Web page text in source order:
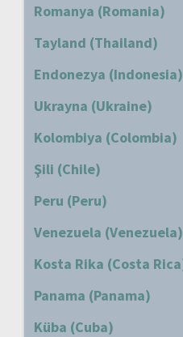
Romanya (Romania)
Tayland (Thailand)
Endonezya (Indonesia)
Ukrayna (Ukraine)
Kolombiya (Colombia)
Şili (Chile)
Peru (Peru)
Venezuela (Venezuela)
Kosta Rika (Costa
Panama (Panama)
Küba (Cuba)